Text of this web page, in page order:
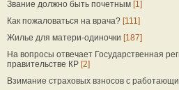
Звание должно быть почетным [1]
Как пожаловаться на врача? [111]
Жилье для матери-одиночки [187]
На вопросы отвечает Государственная
правительстве КР [2]
Взимание страховых взносов с